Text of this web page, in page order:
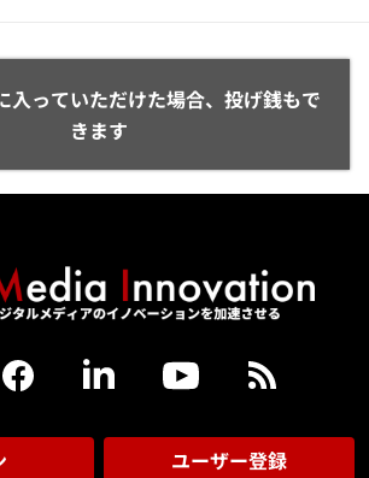
入っていただけた場合、投げ銭もで
きます
ユーザー登録